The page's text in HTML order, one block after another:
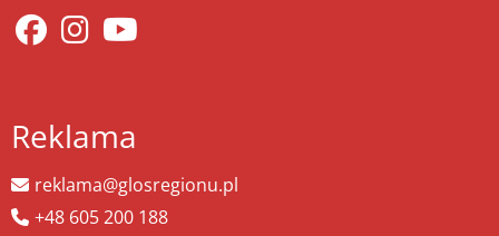
Reklama
reklama@glosregionu.pl
+48 605 200 188